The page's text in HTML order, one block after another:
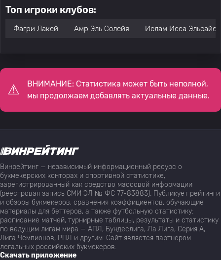
Топ игроки клубов:
Фагри Лакей Амр Эль Солейя Ислам Исса
ВНИМАНИЕ: Статистика может быть неполной,
мы продолжаем добавлять актуальные данные.
Винрейтинг — независимый информационный ресурс о
букмекерских конторах и спортивной статистике,
зарегистрированный как средство массовой информации
(реестровая запись СМИ ЭЛ № ФС 77-83883). Публикует рейтинги
и обзоры букмекеров, сравнения коэффициентов, обучающие
материалы для беттеров, а также футбольную статистику:
расписание матчей, турнирные таблицы, результаты и статистику
по ведущим лигам мира — АПЛ, Бундеслига, Ла Лига, Серия А,
Лига Чемпионов, РПЛ и другим. Сайт является партнёром
легальных российских букмекеров.
Скачать приложение